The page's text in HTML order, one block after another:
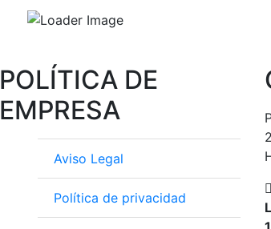
POLÍTICA DE
EMPRESA
Aviso Legal
Política de privacidad